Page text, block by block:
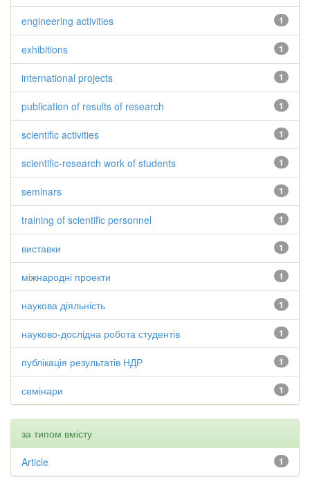
1
engineering activities
1
exhibitions
1
international projects
1
publication of results of research
1
scientific activities
1
scientific-research work of students
1
seminars
1
training of scientific personnel
1
виставки
1
міжнародні проекти
1
наукова діяльність
1
науково-дослідна робота студентів
1
публікація результатів НДР
1
семінари
за типом вмісту
1
Article